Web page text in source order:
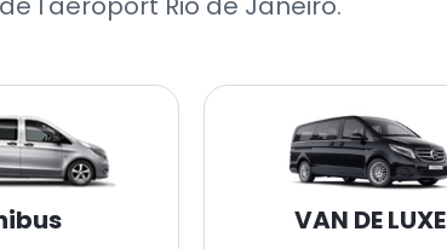
VAN DE LUXE